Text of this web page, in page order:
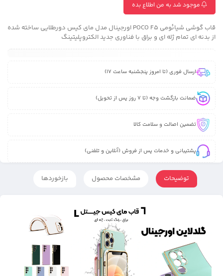
موجود شد به من اطلاع بده
قاب گوشی شیائومی POCO F5 اورجینال مدل مای کیس دورطلایی ساخته شده
از بدنه ای تمام ژله ای و براق با فناوری جدید الکتروپلیتینگ
ارسال فوری (تا امروز پنجشنبه ساعت 17)
ضمانت بازگشت وجه (تا 7 روز پس از تحویل)
تضمین اصالت و سلامت کالا
پشتیبانی و خدمات پس از فروش (آنلاین و تلفنی)
توضیحات مشخصات محصول بازخوردها